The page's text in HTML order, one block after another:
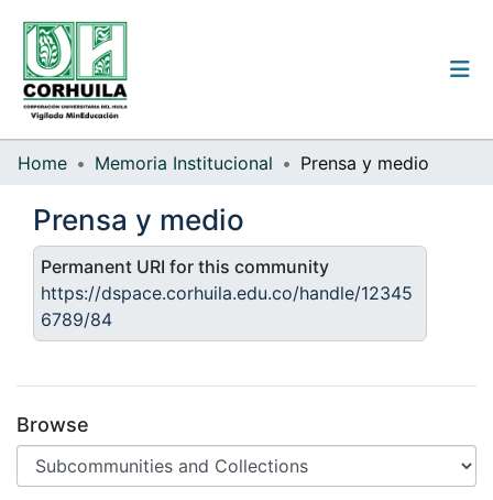
Institutional guidelines
Communities & Collections
All of the repository
Statistics
Log
(current)
Home Memoria Institucional Prensa y medio
Prensa y medio
Permanent URI for this community
https://dspace.corhuila.edu.co/handle/12345
6789/84
Browse